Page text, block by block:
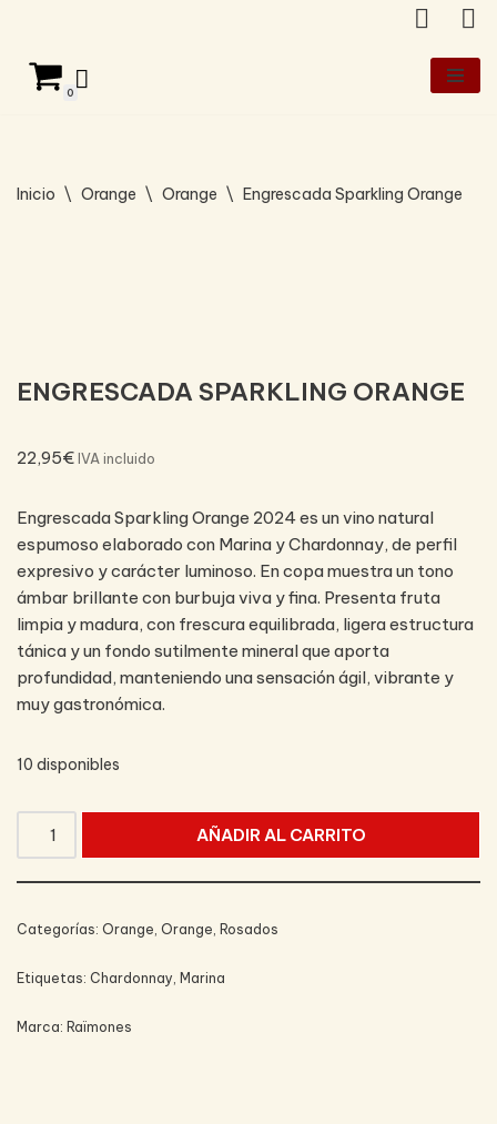
Saltar
0
Inicio \ Orange \ Orange \ Engrescada Sparkling Orange
ENGRESCADA SPARKLING ORANGE
22,95€IVA incluido
Engrescada Sparkling Orange 2024 es un vino natural
espumoso elaborado con Marina y Chardonnay, de perfil
expresivo y carácter luminoso. En copa muestra un tono
ámbar brillante con burbuja viva y fina. Presenta fruta
limpia y madura, con frescura equilibrada, ligera estructura
tánica y un fondo sutilmente mineral que aporta
profundidad, manteniendo una sensación ágil, vibrante y
muy gastronómica.
10 disponibles
AÑADIR AL CARRITO
Categorías: Orange, Orange, Rosados
Etiquetas: Chardonnay, Marina
Marca: Raïmones